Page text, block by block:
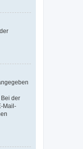
der
Mail-